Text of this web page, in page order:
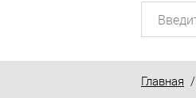
Главная /